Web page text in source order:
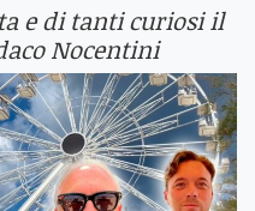
e di tanti curiosi il
Nocentini